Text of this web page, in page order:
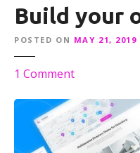
Build your
POSTED ON MAY 21, 2019
1 Commento
B
u
i